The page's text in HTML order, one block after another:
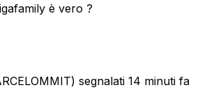
è vero ?
segnalati 14 minuti fa